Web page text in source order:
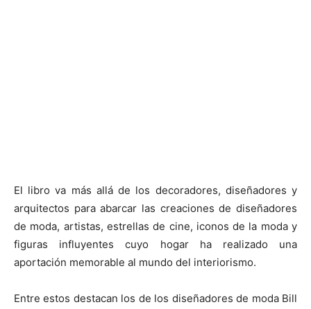
El libro va más allá de los decoradores, diseñadores y
arquitectos para abarcar las creaciones de diseñadores
de moda, artistas, estrellas de cine, iconos de la moda y
figuras influyentes cuyo hogar ha realizado una
aportación memorable al mundo del interiorismo.
Entre estos destacan los de los diseñadores de moda Bill